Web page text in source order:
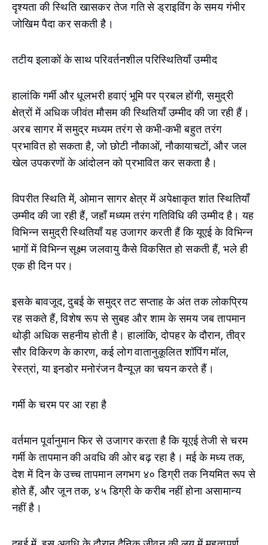
दृश्यता की स्थिति खासकर तेज गति से ड्राइविंग के समय गंभीर
जोखिम पैदा कर सकती है।
तटीय इलाकों के साथ परिवर्तनशील परिस्थितियाँ उम्मीद
हालांकि गर्मी और धूलभरी हवाएं भूमि पर प्रबल होंगी, समुद्री
क्षेत्रों में अधिक जीवंत मौसम की स्थितियाँ उम्मीद की जा रही हैं।
अरब सागर में समुद्र मध्यम तरंग से कभी-कभी बहुत तरंग
प्रभावित हो सकता है, जो छोटी नौकाओं, नौकायाचटों, और जल
खेल उपकरणों के आंदोलन को प्रभावित कर सकता है।
विपरीत स्थिति में, ओमान सागर क्षेत्र में अपेक्षाकृत शांत स्थितियाँ
उम्मीद की जा रही हैं, जहाँ मध्यम तरंग गतिविधि की उम्मीद है। यह
विभिन्न समुद्री स्थितियाँ यह उजागर करती हैं कि यूएई के विभिन्न
भागों में विभिन्न सूक्ष्म जलवायु कैसे विकसित हो सकती हैं, भले ही
एक ही दिन पर।
इसके बावजूद, दुबई के समुद्र तट सप्ताह के अंत तक लोकप्रिय
रह सकते हैं, विशेष रूप से सुबह और शाम के समय जब तापमान
थोड़ी अधिक सहनीय होती है। हालांकि, दोपहर के दौरान, तीव्र
सौर विकिरण के कारण, कई लोग वातानुकूलित शॉपिंग मॉल,
रेस्त्रां, या इनडोर मनोरंजन वैन्यूज़ का चयन करते हैं।
गर्मी के चरम पर आ रहा है
वर्तमान पूर्वानुमान फिर से उजागर करता है कि यूएई तेजी से चरम
गर्मी के तापमान की अवधि की ओर बढ़ रहा है। मई के मध्य तक,
देश में दिन के उच्च तापमान लगभग ४० डिग्री तक नियमित रूप से
होते हैं, और जून तक, ४५ डिग्री के करीब नहीं होना असामान्य
नहीं है।